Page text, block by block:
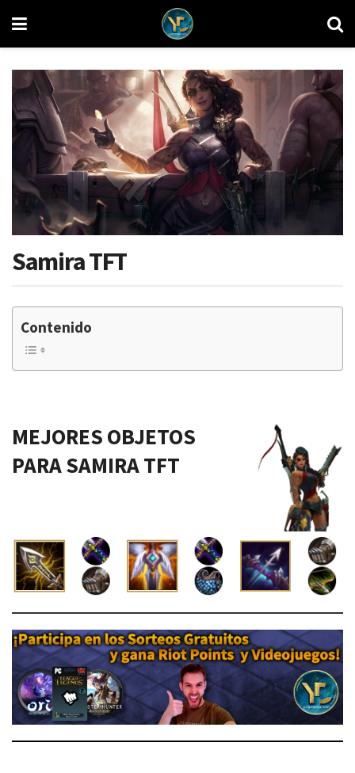
Samira TFT
Contenido
MEJORES OBJETOS
PARA SAMIRA TFT